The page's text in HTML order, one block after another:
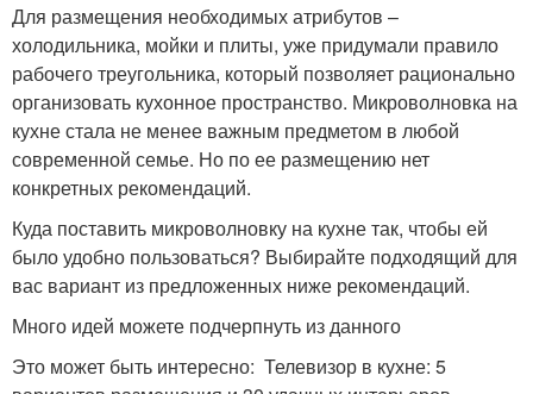
Для размещения необходимых атрибутов –
холодильника, мойки и плиты, уже придумали правило
рабочего треугольника, который позволяет рационально
организовать кухонное пространство. Микроволновка на
кухне стала не менее важным предметом в любой
современной семье. Но по ее размещению нет
конкретных рекомендаций.
Куда поставить микроволновку на кухне так, чтобы ей
было удобно пользоваться? Выбирайте подходящий для
вас вариант из предложенных ниже рекомендаций.
Много идей можете подчерпнуть из данного
Это может быть интересно: Телевизор в кухне: 5